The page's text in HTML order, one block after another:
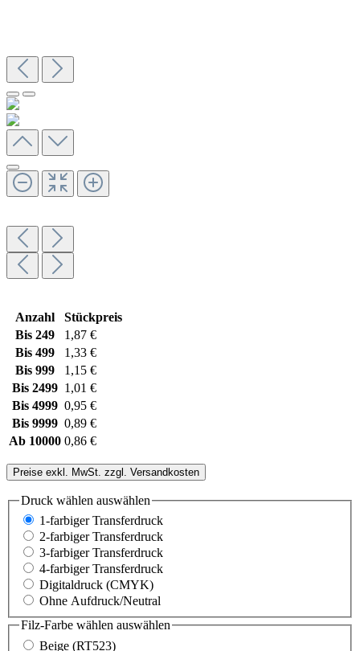
Anzahl
Stückpreis
Bis 249
1,87 €
Bis 499
1,33 €
Bis 999
1,15 €
Bis 2499 1,01 €
Bis 4999 0,95 €
Bis 9999 0,89 €
Ab 10000 0,86 €
Preise exkl. MwSt. zzgl. Versandkosten
Druck wählen auswählen
1-farbiger Transferdruck
2-farbiger Transferdruck
3-farbiger Transferdruck
4-farbiger Transferdruck
Digitaldruck (CMYK)
Ohne Aufdruck/Neutral
Filz-Farbe wählen auswählen
Beige (RT523)